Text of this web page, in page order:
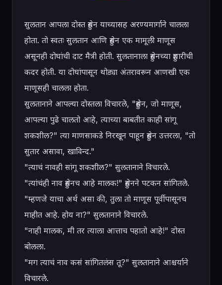
सुलतान आपला दोस्त हुसेन याच्यासह अरण्यमार्गाने चालला
होता. तो स्वतः सुलतान आणि हुसेन एक मामूली माणूस
असूनही दोघांची दाट मैत्री होती. सुलतानाला हुसेनच्या हुशारीची
कदर होती. या दोघांपासून थोड्या अंतरावरून आणखी एक
माणूसही चालला होता.
सुलतानाने आपल्या दोस्तला विचारले, "हुसेन, जो माणूस,
आपल्या पुढे चालतो आहे, त्याच्या बाबतीत काही सांगू
शकशील?" त्या माणसाकडे निरखून पाहून हुसेन उत्तरला, "तो
सुतार असावा, खाविन्द."
"त्याचं नावही सांगू शकशील?" सुलतानाने विचारले.
"त्यांचंही नाव हुसेनच आहे मालक!" हुसेनने पटकन सांगितले.
"म्हणजे याचा अर्थ असा की, तुला तो माणूस पूर्वीपासूनच
माहीत आहे. होय ना?" सुलतानाने विचारले.
"नाही मालक, मी तर त्याला आत्ताच पहातो आहे!" दोस्त
बोलला.
"मग त्याचं नाव कसं सांगितलंस तू?" सुलतानाने आश्चर्याने
विचारले.